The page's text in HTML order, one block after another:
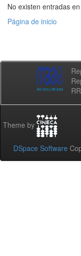
No existen entradas
Página de inicio
Theme by
DSpace Software